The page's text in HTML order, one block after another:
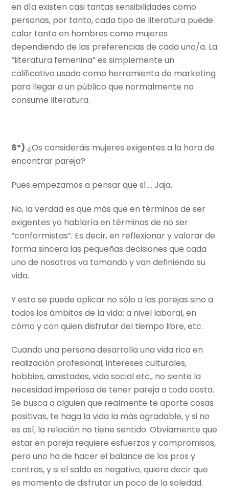
en día existen casi tantas sensibilidades como
personas, por tanto, cada tipo de literatura puede
calar tanto en hombres como mujeres
dependiendo de las preferencias de cada uno/a. La
“literatura femenina” es simplemente un
calificativo usado como herramienta de marketing
para llegar a un público que normalmente no
consume literatura.
6º) ¿Os consideráis mujeres exigentes a la hora de
encontrar pareja?
Pues empezamos a pensar que sí…. Jaja.
No, la verdad es que más que en términos de ser
exigentes yo hablaría en términos de no ser
“conformistas”. Es decir, en reflexionar y valorar de
forma sincera las pequeñas decisiones que cada
uno de nosotros va tomando y van definiendo su
vida.
Y esto se puede aplicar no sólo a las parejas sino a
todos los ámbitos de la vida: a nivel laboral, en
cómo y con quien disfrutar del tiempo libre, etc.
Cuando una persona desarrolla una vida rica en
realización profesional, intereses culturales,
hobbies, amistades, vida social etc., no siente la
necesidad imperiosa de tener pareja a toda costa.
Se busca a alguien que realmente te aporte cosas
positivas, te haga la vida la más agradable, y si no
es así, la relación no tiene sentido. Obviamente que
estar en pareja requiere esfuerzos y compromisos,
pero uno ha de hacer el balance de los pros y
contras, y si el saldo es negativo, quiere decir que
es momento de disfrutar un poco de la soledad.